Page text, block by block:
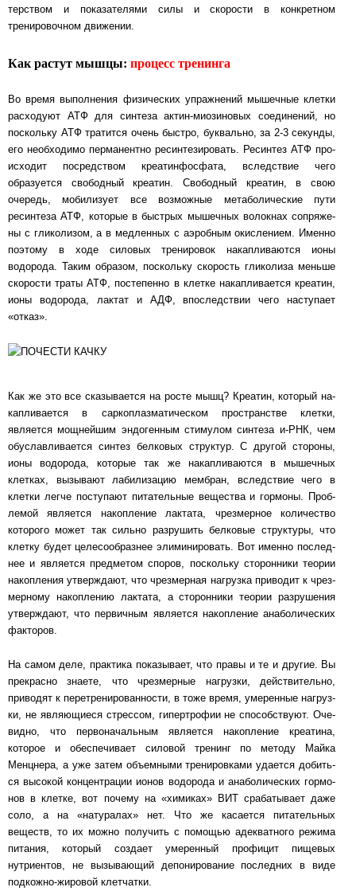
тер­с­т­вом и по­ка­за­те­ля­ми силы и скорости в конкретном
тренировочном движении.
Как растут мышцы: процесс тренинга
Во время выполнения физических упражнений мышечные клетки
рас­хо­ду­ют АТФ для син­те­за ак­тин-ми­о­зи­но­вых соединений, но
поскольку АТФ тратится очень быст­ро, бук­валь­но, за 2-3 се­кун­ды,
его необходимо перманентно ре­син­те­зи­ро­вать. Ре­син­тез АТФ про­
ис­хо­дит пос­ред­с­т­вом креатинфосфата, вследствие чего
образуется сво­бод­ный кре­а­тин. Сво­бод­ный кре­а­тин, в свою
очередь, мобилизует все воз­мож­ные ме­та­бо­ли­чес­кие пу­ти
ресинтеза АТФ, которые в быстрых мышечных волокнах соп­ря­же­
ны с гли­ко­ли­зом, а в мед­лен­ных с аэробным окислением. Именно
поэтому в ходе си­ло­вых тре­ни­ро­вок на­кап­ли­ва­ют­ся ионы
водорода. Таким образом, пос­коль­ку ско­рость гли­ко­ли­за мень­ше
ско­рос­ти траты АТФ, постепенно в клетке на­кап­ли­ва­ет­ся кре­а­тин,
ионы водорода, лактат и АДФ, впоследствии чего наступает
«отказ».
Как же это все сказывается на росте мышц? Креатин, который на­
кап­ли­ва­ет­ся в сар­ко­плаз­ма­ти­чес­ком прос­т­ран­с­т­ве клетки,
является мощнейшим эндогенным сти­му­лом син­те­за и-РНК, чем
обус­лав­ли­ва­ет­ся синтез белковых структур. С другой стороны,
ионы во­до­ро­да, ко­то­рые так же накапливаются в мышечных
клетках, вызывают ла­би­ли­за­цию мем­бран, вслед­с­т­вие чего в
клетки легче поступают питательные ве­щест­ва и гор­мо­ны. Проб­
ле­мой яв­ля­ет­ся накопление лактата, чрезмерное количество
которого может так силь­но раз­ру­шить бел­ко­вые струк­ту­ры, что
клетку будет целесообразнее эли­ми­ни­ро­вать. Вот имен­но пос­лед­
нее и является предметом споров, поскольку сто­рон­ни­ки те­о­рии
на­коп­ле­ния ут­вер­ж­да­ют, что чрезмерная нагрузка приводит к чрез­
мер­но­му на­коп­ле­нию лак­та­та, а сто­рон­ни­ки те­о­рии раз­ру­ше­ния
утверждают, что первичным яв­ля­ет­ся на­коп­ле­ние анаболических
факторов.
На самом деле, практика показывает, что правы и те и другие. Вы
прекрасно знаете, что чрез­мер­ные нагрузки, действительно,
приводят к пе­ре­тре­ни­ро­ван­нос­ти, в тоже вре­мя, уме­рен­ные наг­руз­
ки, не являющиеся стрессом, гипертрофии не спо­соб­с­т­ву­ют. Оче­
вид­но, что пер­во­на­чаль­ным является накопление креатина,
которое и обес­пе­чи­ва­ет си­ло­вой тре­нинг по методу Майка
Менцнера, а уже затем объемными тре­ни­ров­ка­ми уда­ет­ся до­бить­
ся вы­со­кой концентрации ионов водорода и анаболических гор­мо­
нов в клет­ке, вот по­че­му на «хи­ми­ках» ВИТ срабатывает даже
соло, а на «натуралах» нет. Что же ка­са­ет­ся пи­та­тель­ных
веществ, то их можно получить с помощью адек­ват­но­го ре­жи­ма
пи­та­ния, который создает умеренный профицит пищевых
нутриентов, не вы­зы­ва­ю­щий де­по­ни­ро­ва­ние последних в виде
подкожно-жировой клетчатки.